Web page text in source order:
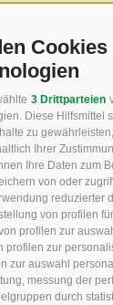
Cookies
3 Drittparteien
Diese Hilfsmittel
zu
Ihrer
Ihre Daten zum
von oder
reduzierter
von profilen
profilen zur
profilen zur
zur auswahl
messung der
durch
stimme der
Daten
zu